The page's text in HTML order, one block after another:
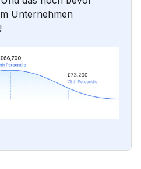
Unternehmen